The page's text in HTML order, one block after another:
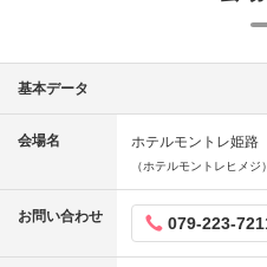
基本データ
会場名 ホテルモントレ姫路
（ホテルモントレヒメジ）
お問い合わせ 079-223-